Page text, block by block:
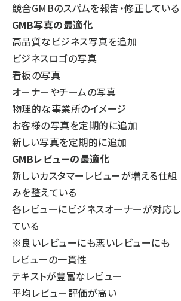
競合GMBのスパムを報告・修正している
GMB写真の最適化
高品質なビジネス写真を追加
ビジネスロゴの写真
看板の写真
オーナーやチームの写真
物理的な事業所のイメージ
お客様の写真を定期的に追加
新しい写真を定期的に追加
GMBレビューの最適化
新しいカスタマーレビューが増える仕組
みを整えている
各レビューにビジネスオーナーが対応し
ている
※良いレビューにも悪いレビューにも
レビューの一貫性
テキストが豊富なレビュー
平均レビュー評価が高い